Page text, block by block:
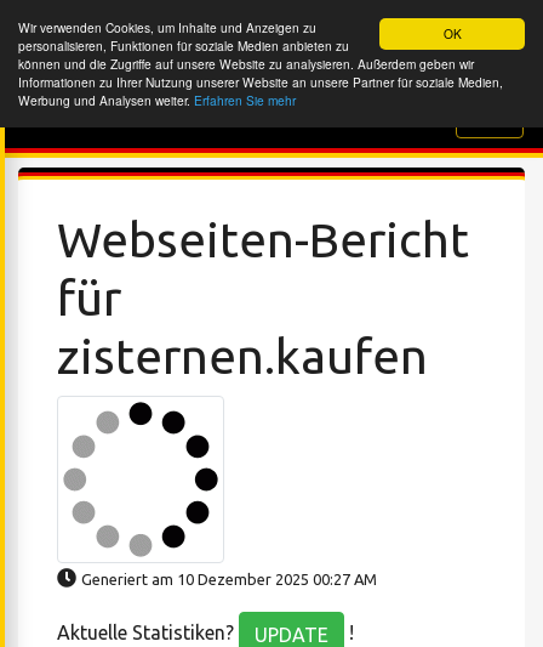
OK
Wir verwenden Cookies, um Inhalte und Anzeigen zu
personalisieren, Funktionen für soziale Medien anbieten zu
können und die Zugriffe auf unsere Website zu analysieren. Außerdem geben wir
Informationen zu Ihrer Nutzung unserer Website an unsere Partner für soziale Medien,
Werbung und Analysen weiter. Erfahren Sie mehr
Website-Überprüfung
Webseiten-Bericht
für
zisternen.kaufen
Generiert am 10 Dezember 2025 00:27 AM
Aktuelle Statistiken? UPDATE !